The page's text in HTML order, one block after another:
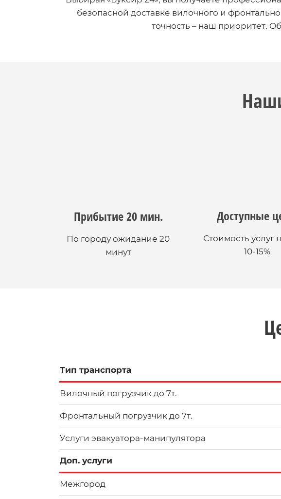
безопасной доставке вилочного и
точность – наш приоритет.
Прибытие 20 мин.
По городу ожидание 20
минут
Доступные
Стоимость услуг
10-15%
Тип транспорта
Вилочный погрузчик до 7т.
Фронтальный погрузчик до 7т.
Услуги эвакуатора-манипулятора
Доп. услуги
Межгород